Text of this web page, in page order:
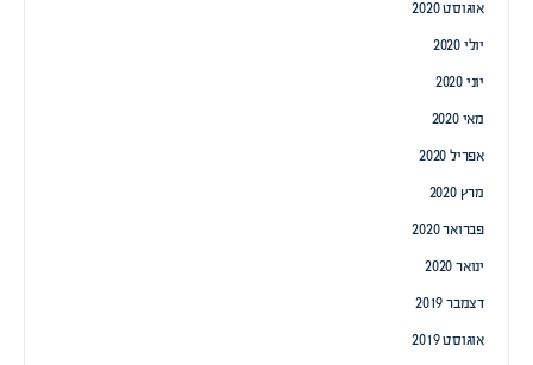
אוגוסט 2020
יולי 2020
יוני 2020
מאי 2020
אפריל 2020
מרץ 2020
פברואר 2020
ינואר 2020
דצמבר 2019
אוגוסט 2019